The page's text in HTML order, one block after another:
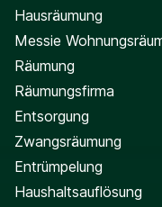
Hausräumung
Messie
Räumung
Räumungsfirma
Entsorgung
Zwangsräumung
Entrümpelung
Haushaltsauflösung